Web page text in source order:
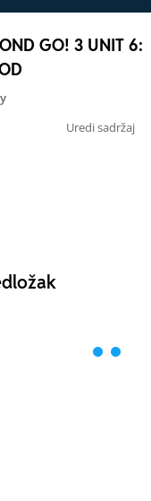
GO! 3 UNIT 6:
Uredi sadržaj